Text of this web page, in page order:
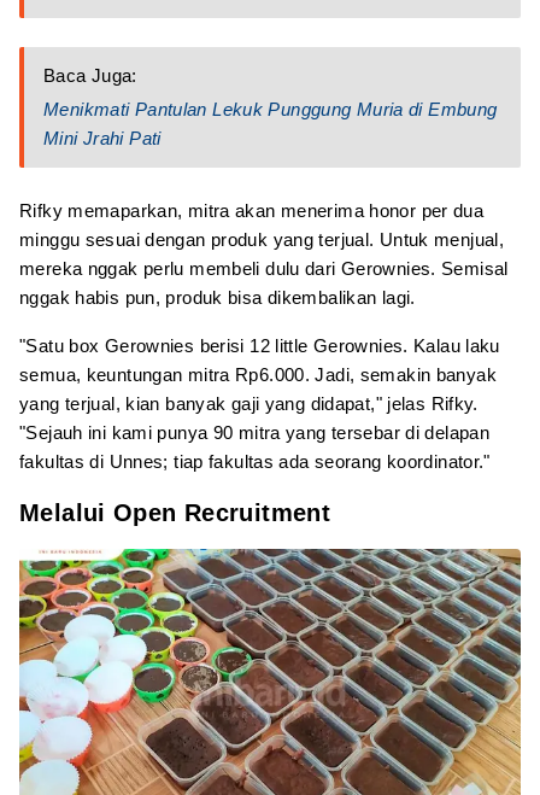
Baca Juga:
Menikmati Pantulan Lekuk Punggung Muria di Embung
Mini Jrahi Pati
Rifky memaparkan, mitra akan menerima honor per dua
minggu sesuai dengan produk yang terjual. Untuk menjual,
mereka nggak perlu membeli dulu dari Gerownies. Semisal
nggak habis pun, produk bisa dikembalikan lagi.
"Satu box Gerownies berisi 12 little Gerownies. Kalau laku
semua, keuntungan mitra Rp6.000. Jadi, semakin banyak
yang terjual, kian banyak gaji yang didapat," jelas Rifky.
"Sejauh ini kami punya 90 mitra yang tersebar di delapan
fakultas di Unnes; tiap fakultas ada seorang koordinator."
Melalui Open Recruitment